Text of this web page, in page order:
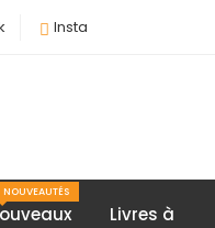
Insta
NOUVEAUTÉS
Livres à